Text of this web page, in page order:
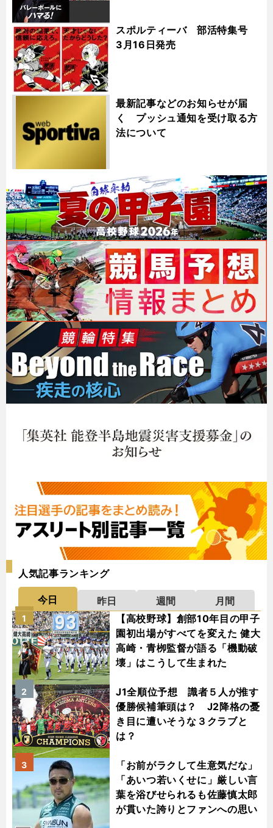
スポルティーバ 部活特集号
3月16日発売
最新記事などのお知らせが届
く プッシュ通知を受け取る方
法について
人気記事ランキング
今日 昨日 週間
月間
【高校野球】創部10年目の甲子
園初出場がすべてを変えた 健大
高崎・青栁監督が語る「機動破
壊」はこうして生まれた
1
J1全順位予想 識者５人が推す
優勝候補筆頭は？ J2降格の憂
き目に遭いそうな３クラブと
は？
2
「お前がラクして生意気だな」
「あいつ若いくせに」厳しい言
葉を浴びせられるも佐藤慎太郎
が貫いた誇りとファンへの思い
3